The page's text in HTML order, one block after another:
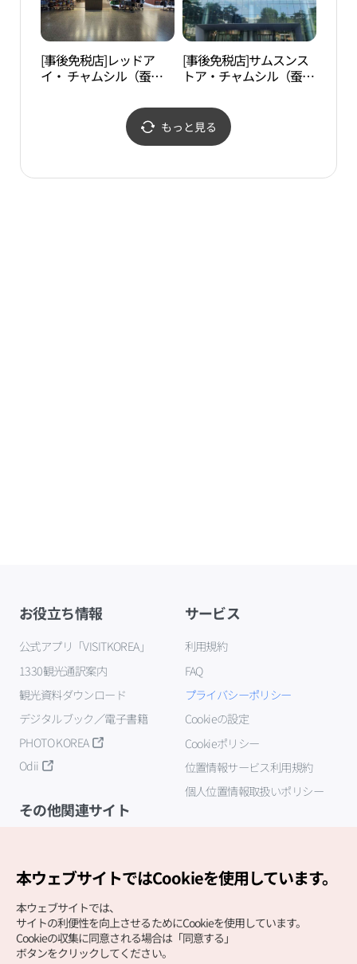
[事後免税店]レッドア
イ・ チャムシル（蚕
아이 잠실지하상가점)
[事後免税店]サムスンス
トア・チャムシル（蚕
어 잠실SDS타워)
もっと見る
お役立ち情報
公式アプリ「VISITKOREA」
1330観光通訳案内
観光資料ダウンロード
デジタルブック／電子書籍
PHOTO KOREA
Odii
サービス
利用規約
FAQ
プライバシーポリシー
Cookieの設定
Cookieポリシー
位置情報サービス利用規約
個人位置情報取扱いポリシー
その他関連サイト
本ウェブサイトではCookieを使用しています。
本ウェブサイトでは、
サイトの利便性を向上させるためにCookieを使用しています。
Cookieの収集に同意される場合は「同意する」
ボタンをクリックしてください。